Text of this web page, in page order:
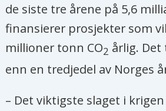
de siste tre årene på 5,6
finansierer prosjekter som
millioner tonn CO2 årlig.
enn en tredjedel av Norges
– Det viktigste slaget i